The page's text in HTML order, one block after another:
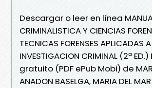
Descargar o leer en línea
CRIMINALISTICA Y CIENCIAS
TECNICAS FORENSES APLICADAS
INVESTIGACION CRIMINAL (2ª
gratuito (PDF ePub Mobi) de
ANADON BASELGA, MARIA DEL